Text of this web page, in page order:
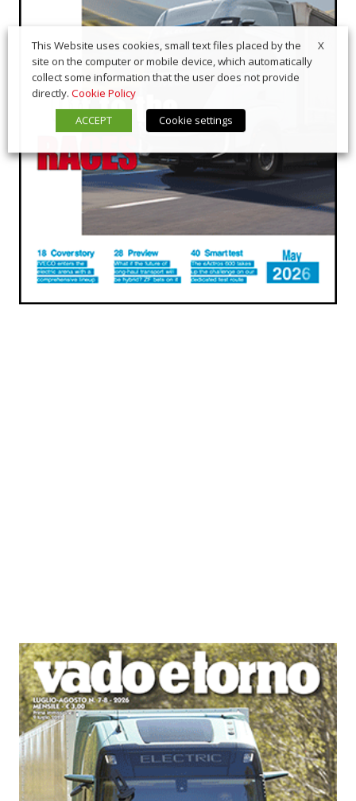
X
This Website uses cookies, small text files placed by the
site on the computer or mobile device, which automatically
collect some information that the user does not provide
directly. Cookie Policy
ACCEPT
Cookie settings